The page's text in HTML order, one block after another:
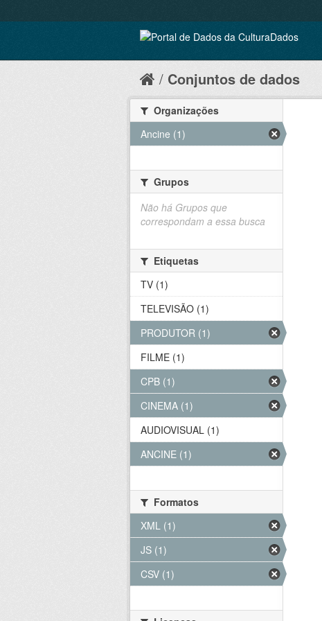
Conjuntos de dados
Organizações
Ancine (1)
Grupos
Não há Grupos que
correspondam a essa busca
Etiquetas
TV (1)
TELEVISÃO (1)
PRODUTOR (1)
FILME (1)
CPB (1)
CINEMA (1)
AUDIOVISUAL (1)
ANCINE (1)
Formatos
XML (1)
JS (1)
CSV (1)